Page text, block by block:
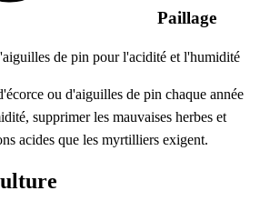
Paillage
de pin pour l'acidité et l'humidité
ou d'aiguilles de pin chaque année
supprimer les mauvaises herbes et
acides que les myrtilliers exigent.